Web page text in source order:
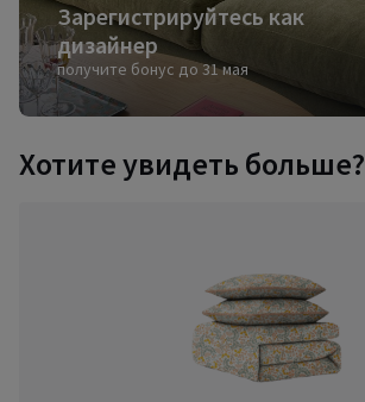
Зарегистрируйтесь как
дизайнер
получите бонус до 31 мая
Хотите увидеть больше?